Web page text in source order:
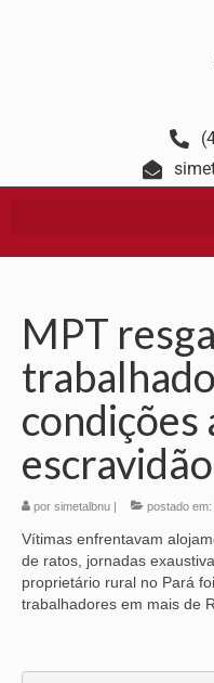
MPT
condições
por simetalbnu postado em:
Vítimas enfrentavam
de ratos, jornadas
proprietário rural no Pará
trabalhadores em mais de